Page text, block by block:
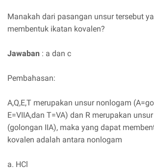
Manakah dari pasangan unsur tersebut
membentuk ikatan kovalen?
Jawaban : a dan c
Pembahasan:
A,Q,E,T merupakan unsur nonlogam
E=VIIA,dan T=VA) dan R merupakan
(golongan IIA), maka yang dapat
kovalen adalah antara nonlogam
a. HCl